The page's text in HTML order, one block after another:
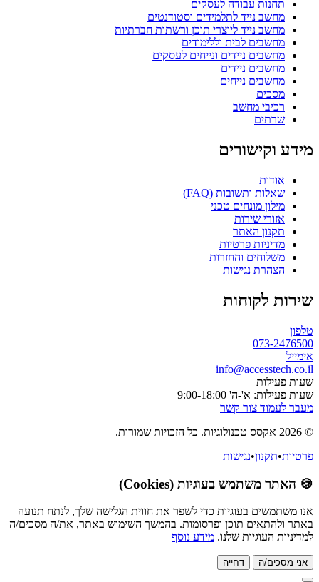
תחנות עבודה לעסקים
מחשב נייד לתלמידים וסטודנטים
מחשב נייד ליוצרי תוכן ורשתות חברתיות
מחשבים לבית וללימודים
מחשבים ניידים ונייחים לעסקים
מחשבים ניידים
מחשבים נייחים
מסכים
רכיבי מחשב
שרתים
מידע וקישורים
אודות
שאלות ותשובות (FAQ)
מילון מונחים טכני
אזורי שירות
תקנון האתר
מדיניות פרטיות
משלוחים והחזרות
הצהרת נגישות
שירות לקוחות
טלפון
073-2476500
אימייל
info@accesstech.co.il
שעות פעילות
שעות פעילות: א'-ה' 9:00-18:00
מעבר לעמוד צור קשר
© 2026 אקסס טכנולוגיות. כל הזכויות שמורות.
פרטיות•תקנון•נגישות
🍪 האתר משתמש בעוגיות (Cookies)
אנו משתמשים בעוגיות כדי לשפר את חווית הגלישה שלך, לנתח תנועה
באתר ולהתאים תוכן ופרסומות. בהמשך השימוש באתר, את/ה מסכים/ה
למדיניות העוגיות שלנו. מידע נוסף
אני מסכים/ה דחייה